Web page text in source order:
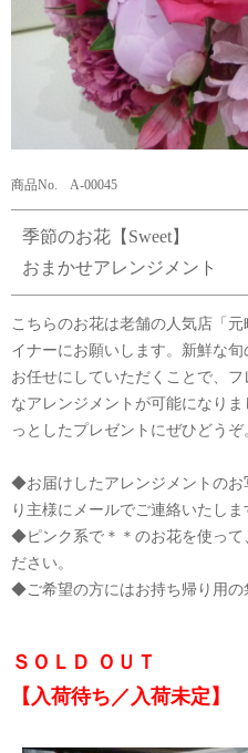
商品No. A-00045
季節のお花【Sweet】
おまかせアレンジメント
こちらのお花は老舗の人気店「
イナーにお願いします。新鮮な旬
お任せにしていただくことで、
なアレンジメントが可能になり
っとしたプレゼントにぜひどうぞ
◆お届けしたアレンジメントのお
り主様にメールでご連絡いたしま
◆ピンク系で＊＊のお花を使って
ださい。
◆ご希望の方にはお持ち帰り用の
ＳＯＬＤ ＯＵＴ
【入荷待ち／入荷未定】